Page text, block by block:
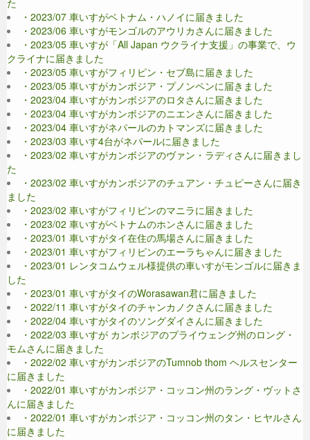
・2023/07 車いすがベトナム・ハノイに届きました
・2023/06 車いすがモンゴルのアウリカさんに届きました
・2023/05 車いすが「All Japan ウクライナ支援」の事業で、ウ
クライナに届きました
・2023/05 車いすがフィリピン・セブ島に届きました
・2023/05 車いすがカンボジア・プノンペンに届きました
・2023/04 車いすがカンボジアのロタさんに届きました
・2023/04 車いすがカンボジアのニエンさんに届きました
・2023/04 車いすがネパールのカトマンズに届きました
・2023/03 車いす4台がネパールに届きました
・2023/02 車いすがカンボジアのヴァン・ラディさんに届きまし
た
・2023/02 車いすがカンボジアのチュアン・チュピーさんに届き
ました
・2023/02 車いすがフィリピンのマニラに届きました
・2023/02 車いすがベトナムのホンさんに届きました
・2023/01 車いすがタイ在住の馬場さんに届きました
・2023/01 車いすがフィリピンのエーラちゃんに届きました
・2023/01 レンタコムウェル様提供の車いすがモンゴルに届きま
した
・2023/01 車いすがタイのWorasawan君に届きました
・2022/11 車いすがタイのチャンカノクさんに届きました
・2022/04 車いすがタイのソングダイさんに届きました
・2022/03 車いすが カンボジアのプライウェング州のロング・
モムさんに届きました
・2022/02 車いすがカンボジアのTumnob thom ヘルスセンター
に届きました
・2022/01 車いすがカンボジア・コッコン州のラング・ヴットさ
んに届きました
・2022/01 車いすがカンボジア・コッコン州のタン・ヒヤルさん
に届きました